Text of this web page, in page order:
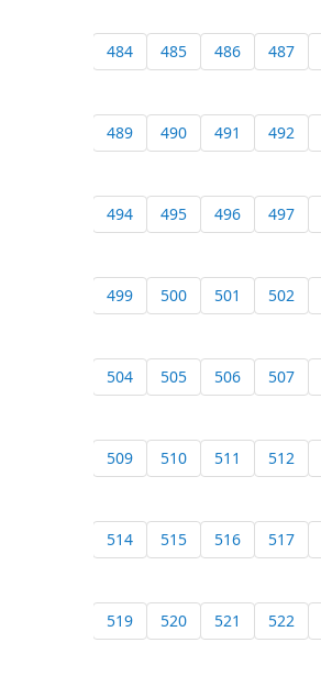
484 485 486 487
489 490 491 492
494 495 496 497
499 500 501 502
504 505 506 507
509 510 511 512
514 515 516 517
519 520 521 522